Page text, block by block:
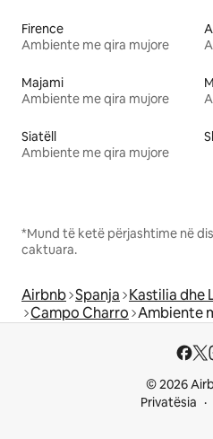
Firence
Ambiente me qira mujore
Majami
Ambiente me qira mujore
Siatëll
Ambiente me qira mujore
*Mund të ketë përjashtime në
caktuara.
Airbnb Spanja Kastilia dhe
Campo Charro Ambiente
© 2026
Privatësia